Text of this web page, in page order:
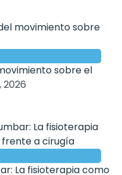
sobre el
2026
La fisioterapia como